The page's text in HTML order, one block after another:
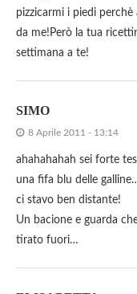
pizzicarmi i piedi
da me!Però la tua
settimana a te!
SIMO
8 Aprile 2011 - 13:14
ahahahahah sei forte
una fifa blu delle
ci stavo ben distante!
Un bacione e guarda
tirato fuori…